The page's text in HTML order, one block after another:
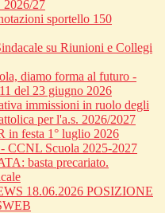
2026/27
sportello 150
su Riunioni e Collegi
diamo forma al futuro -
del 23 giugno 2026
immissioni in ruolo degli
per l'a.s. 2026/2027
in festa 1° luglio 2026
CCNL Scuola 2025-2027
basta precariato.
18.06.2026 POSIZIONE